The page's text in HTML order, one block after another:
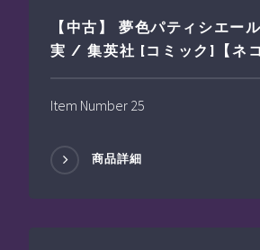
【中古】 夢色パティシエー
実 / 集英社 [コミック]【ネコ
Item Number 25
商品詳細